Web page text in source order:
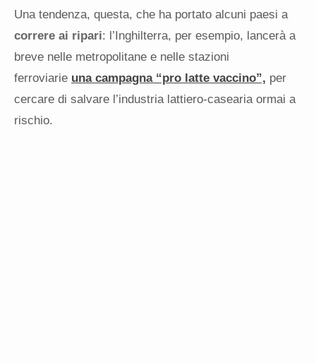
Una tendenza, questa, che ha portato alcuni paesi a
correre ai ripari: l’Inghilterra, per esempio, lancerà a
breve nelle metropolitane e nelle stazioni
ferroviarie una campagna “pro latte vaccino”, per
cercare di salvare l’industria lattiero-casearia ormai a
rischio.